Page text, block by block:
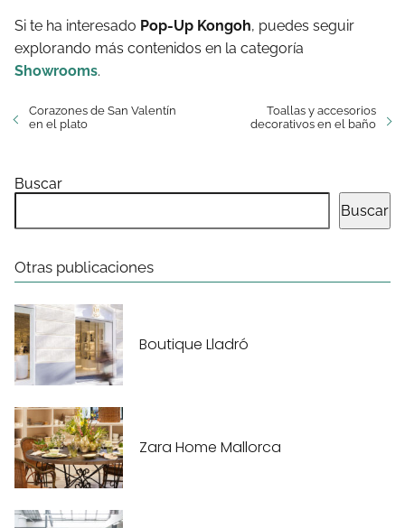
Si te ha interesado Pop-Up Kongoh, puedes seguir
explorando más contenidos en la categoría
Showrooms.
Corazones de San Valentín
en el plato
Toallas y accesorios
decorativos en el baño
Buscar
Buscar
Otras publicaciones
Boutique Lladró
Zara Home Mallorca